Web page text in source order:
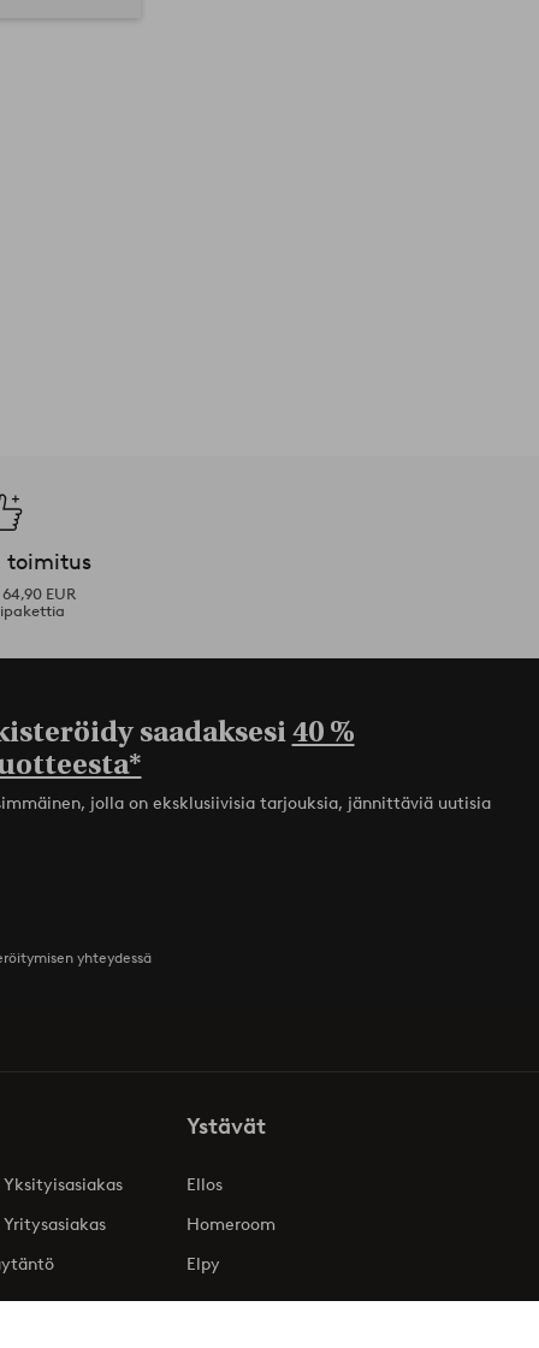
toimitus
EUR
saadaksesi40 %
jolla on eksklusiivisia tarjouksia, jännittäviä uutisia
yhteydessä
Ystävät
Ellos
Homeroom
Elpy